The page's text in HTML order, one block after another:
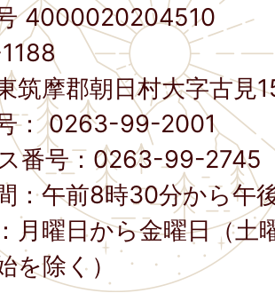
4000020204510
筑摩郡朝日村大字古見
：0263-99-2001
番号： 0263-99-2745
：午前8時30分から午
月曜日から金曜日（土
を除く）